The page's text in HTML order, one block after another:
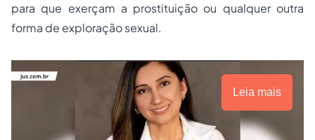
para que exerçam a prostituição ou qualquer outra
forma de exploração sexual.
Leia mais